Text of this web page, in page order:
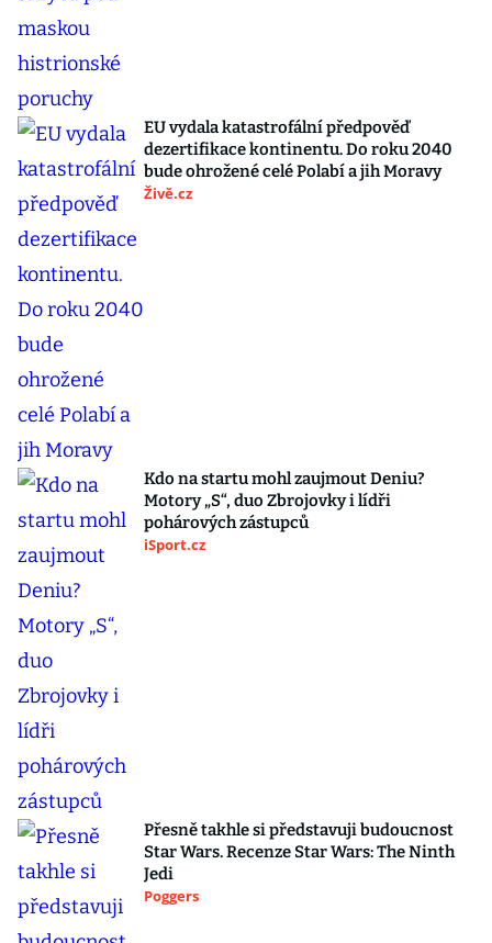
EU vydala katastrofální předpověď
dezertifikace kontinentu. Do roku 2040
bude ohrožené celé Polabí a jih Moravy
Živě.cz
Kdo na startu mohl zaujmout Deniu?
Motory „S“, duo Zbrojovky i lídři
pohárových zástupců
iSport.cz
Přesně takhle si představuji budoucnost
Star Wars. Recenze Star Wars: The Ninth
Jedi
Poggers